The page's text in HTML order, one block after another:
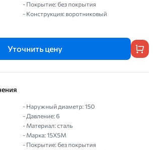
- Покрытие: без покрытия
- Конструкция: воротниковый
Уточнить цену
- Наружный диаметр: 150
- Давление: 6
- Материал: сталь
- Марка: 15Х5М
- Покрытие: без покрытия